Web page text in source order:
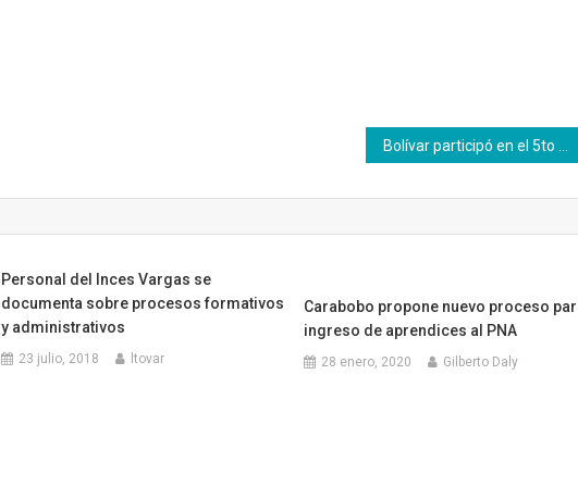
Bolívar participó en el 5to Trueque de Semillas Guayana
Personal del Inces Vargas se
documenta sobre procesos formativos
y administrativos
23 julio, 2018 ltovar
Carabobo propone nuevo proceso
ingreso de aprendices al PNA
28 enero, 2020 Gilberto Daly